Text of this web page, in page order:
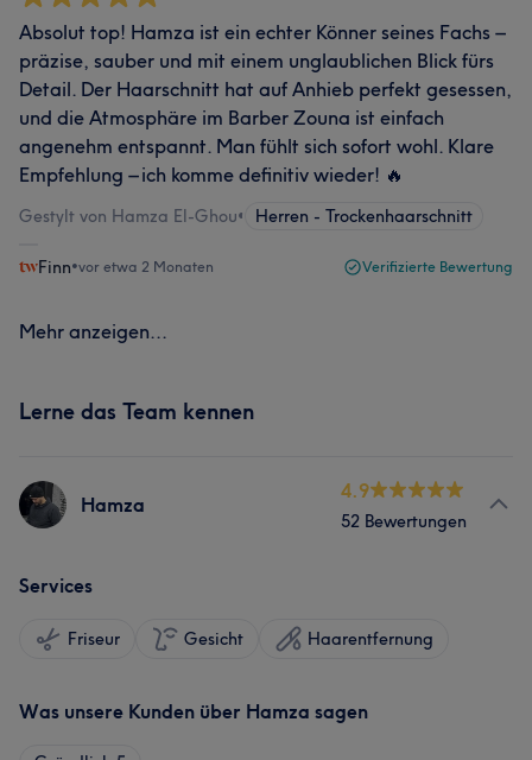
Absolut top! Hamza ist ein echter Könner seines Fachs –
präzise, sauber und mit einem unglaublichen Blick fürs
Detail. Der Haarschnitt hat auf Anhieb perfekt gesessen,
und die Atmosphäre im Barber Zouna ist einfach
angenehm entspannt. Man fühlt sich sofort wohl. Klare
Empfehlung – ich komme definitiv wieder! 🔥
Gestylt von Hamza El-Ghou• Herren - Trockenhaarschnitt
Finn•vor etwa 2 Monaten Verifizierte Bewertung
Mehr anzeigen...
Lerne das Team kennen
Hamza
4.9
52 Bewertungen
Services
Friseur Gesicht Haarentfernung
Was unsere Kunden über Hamza sagen